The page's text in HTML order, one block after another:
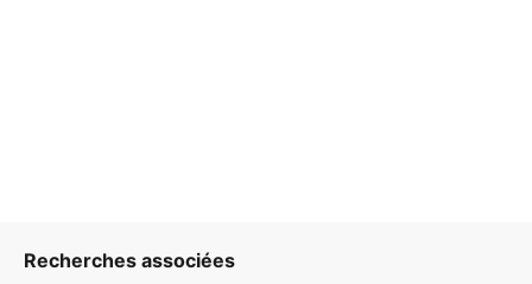
Recherches associées